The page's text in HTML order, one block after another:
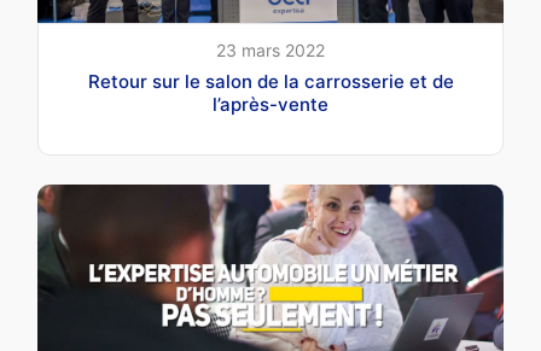
23 mars 2022
Retour sur le salon de la carrosserie et de
l’après-vente